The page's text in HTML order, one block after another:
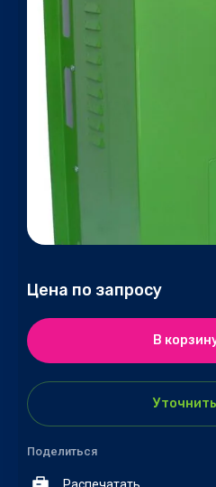
Цена по запросу
В
Поделиться